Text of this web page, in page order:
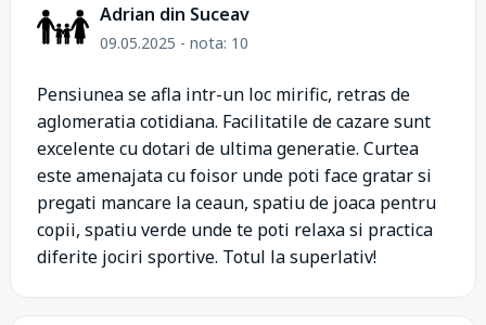
Adrian din Suceav
09.05.2025 - nota: 10
Pensiunea se afla intr-un loc mirific, retras de
aglomeratia cotidiana. Facilitatile de cazare sunt
excelente cu dotari de ultima generatie. Curtea
este amenajata cu foisor unde poti face gratar si
pregati mancare la ceaun, spatiu de joaca pentru
copii, spatiu verde unde te poti relaxa si practica
diferite jociri sportive. Totul la superlativ!